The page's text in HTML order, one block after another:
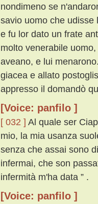
nondimeno se
savio uomo che udisse
e fu lor dato un frate
molto venerabile
aveano, e lui
giacea e allato
appresso il domandò
[Voice: panfilo ]
[ 032 ] Al quale ser
mio, la mia usanza
senza che assai sono
infermai, che son
infermità m'ha data ” .
[Voice: panfilo ]